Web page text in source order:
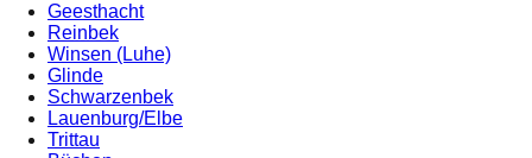
Geesthacht
Reinbek
Winsen (Luhe)
Glinde
Schwarzenbek
Lauenburg/Elbe
Trittau